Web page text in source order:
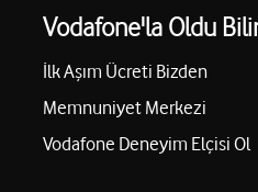
Vodafone'la Oldu
İlk Aşım Ücreti Bizden
Memnuniyet Merkezi
Vodafone Deneyim Elçisi Ol